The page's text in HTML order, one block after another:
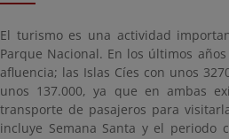
El turismo es una actividad
Parque Nacional. En los últimos
afluencia; las Islas Cíes con unos
unos 137.000, ya que en ambas
transporte de pasajeros para
incluye Semana Santa y el periodo